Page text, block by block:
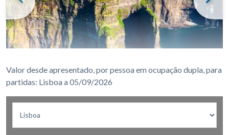
Previous
Valor desde apresentado, por pessoa em ocupação dupla, para
partidas: Lisboa a 05/09/2026